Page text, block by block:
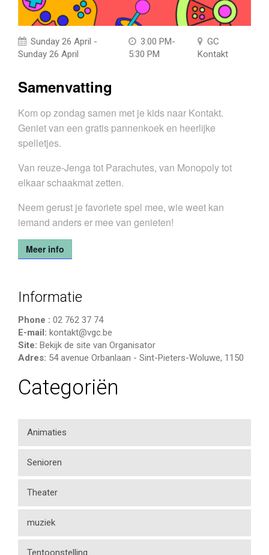
Sunday 26 April -
Sunday 26 April
3:00 PM-
5:30 PM
GC
Kontakt
Samenvatting
Kom op zondag samen met je kids naar Kontakt.
Geniet van een gratis pannenkoek en heerlijke
spelletjes.
Van reuze-Jenga tot Parachutes, van Monopoly tot
elkaar schaakmat zetten.
Neem gerust je favoriete spel mee, wie weet kan
iemand anders er mee van genieten!
Meer info
Informatie
Phone : 02 762 37 74
E-mail: kontakt@vgc.be
Site: Bekijk de site van Organisator
Adres: 54 avenue Orbanlaan - Sint-Pieters-Woluwe, 1150
Categoriën
Animaties
Senioren
Theater
muziek
Tentoonstelling